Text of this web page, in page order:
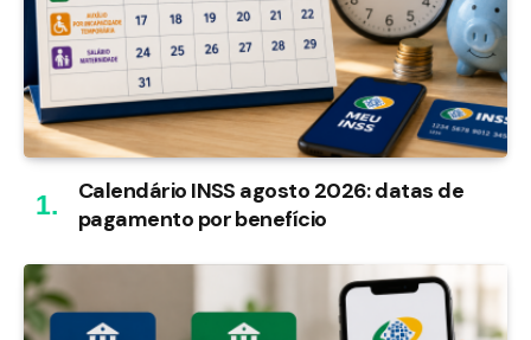
Calendário INSS agosto 2026: datas de
pagamento por benefício